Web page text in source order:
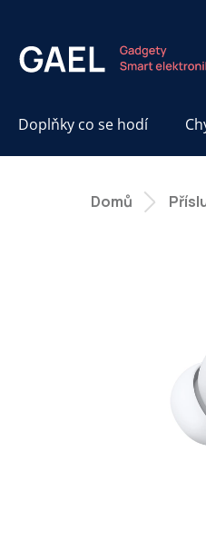
obsah
Doplňky co se hodí
Domů